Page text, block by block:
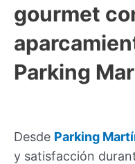
gourmet
Parking
Desde Parking
y satisfacción